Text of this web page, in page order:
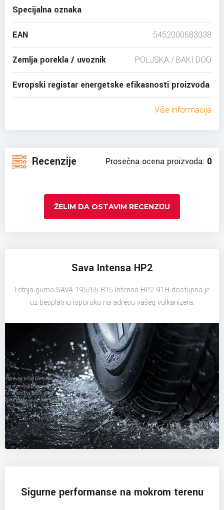
Specijalna oznaka
EAN 5452000683038
Zemlja porekla / uvoznik POLJSKA / BAKI DOO
Evropski registar energetske efikasnosti proizvoda
Više informacija
Recenzije Prosečna ocena proizvoda: 0
ŽELIM DA OSTAVIM RECENZIJU
Sava Intensa HP2
Letnja guma SAVA 195/65 R15 Intensa HP2 91H dostupna je
uz besplatnu isporuku na adresu vašeg vulkanizera.
Sigurne performanse na mokrom terenu